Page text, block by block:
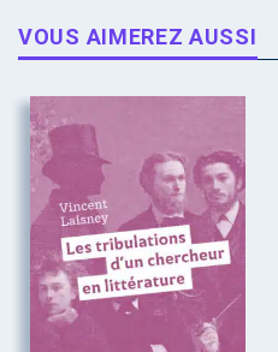
VOUS AIMEREZ AUSSI